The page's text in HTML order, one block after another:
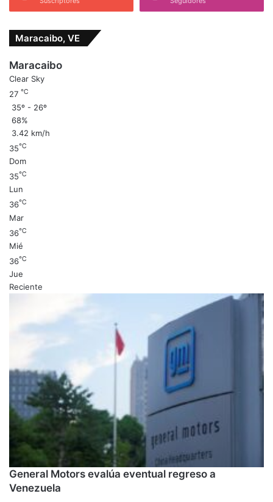
Maracaibo, VE
Maracaibo
Clear Sky
27 ℃
35º - 26º
68%
3.42 km/h
35℃
Dom
35℃
Lun
36℃
Mar
36℃
Mié
36℃
Jue
Reciente
General Motors evalúa eventual regreso a
Venezuela